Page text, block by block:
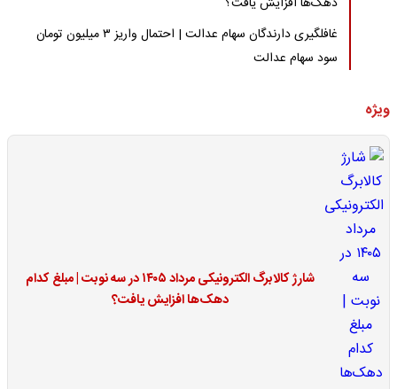
غافلگیری دارندگان سهام عدالت | احتمال واریز ۳ میلیون تومان
سود سهام عدالت
ویژه
شارژ کالابرگ الکترونیکی مرداد ۱۴۰۵ در سه نوبت | مبلغ کدام
دهک‌ها افزایش یافت؟